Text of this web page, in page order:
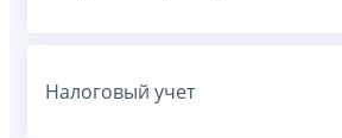
Налоговый учет